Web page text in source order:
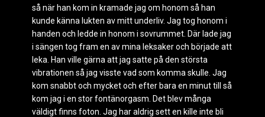
så när han kom in kramade jag om honom så han
kunde känna lukten av mitt underliv. Jag tog honom i
handen och ledde in honom i sovrummet. Där lade jag
i sängen tog fram en av mina leksaker och började att
leka. Han ville gärna att jag satte på den största
vibrationen så jag visste vad som komma skulle. Jag
kom snabbt och mycket och efter bara en minut till så
kom jag i en stor fontänorgasm. Det blev många
väldigt finns foton. Jag har aldrig sett en kille inte bli